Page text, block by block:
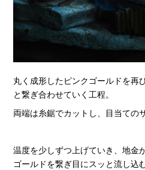
丸く成形したピンクゴールドを再
と繋ぎ合わせていく工程。
両端は糸鋸でカットし、目当ての
温度を少しずつ上げていき、地金
ゴールドを繋ぎ目にスッと流し込む